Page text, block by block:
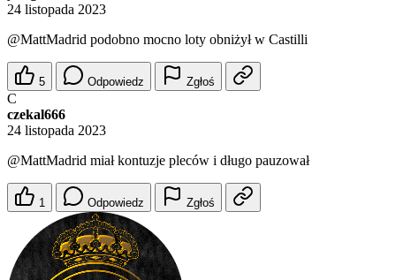
24 listopada 2023
@MattMadrid podobno mocno loty obniżył w Castilli
5 Odpowiedz Zgłoś
C
czekal666
24 listopada 2023
@MattMadrid miał kontuzje pleców i długo pauzował
1 Odpowiedz Zgłoś